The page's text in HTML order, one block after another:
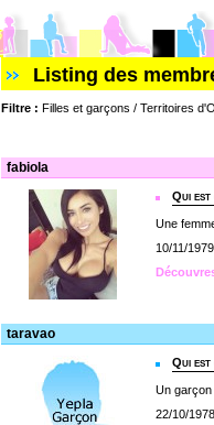
Listing des
Filtre : Filles et garçons / Territoires
fabiola
Qui
Une
10/11/
taravao
Qui est
Un garçon
22/10/